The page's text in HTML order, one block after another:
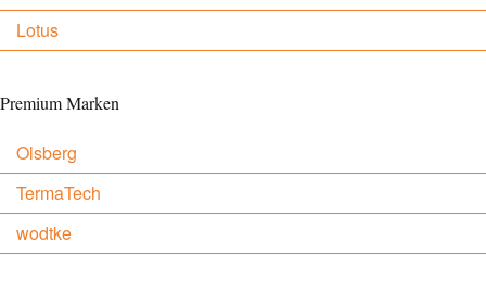
Lotus
Premium Marken
Olsberg
TermaTech
wodtke